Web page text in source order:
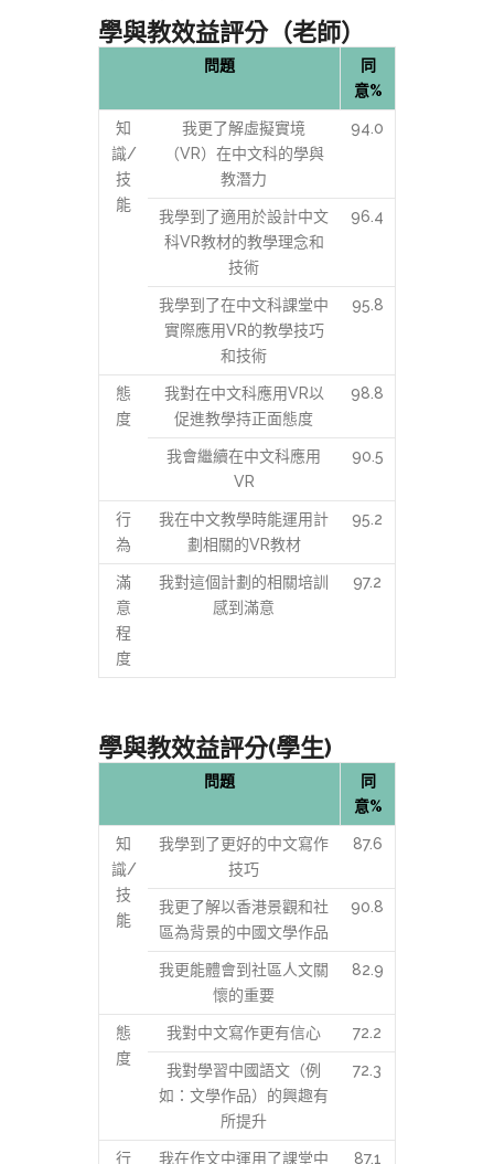
學與教效益評分（老師）
問題
同
意%
知
識/
技
能
我更了解虛擬實境
（VR）在中文科的學與
教潛力
94.0
我學到了適用於設計中文
科VR教材的教學理念和
技術
96.4
我學到了在中文科課堂中
實際應用VR的教學技巧
和技術
95.8
態
度
我對在中文科應用VR以
促進教學持正面態度
98.8
我會繼續在中文科應用
VR
90.5
行
為
我在中文教學時能運用計
劃相關的VR教材
95.2
滿
意
程
度
我對這個計劃的相關培訓
感到滿意
97.2
學與教效益評分(學生)
問題
同
意%
知
識/
技
能
我學到了更好的中文寫作
技巧
87.6
我更了解以香港景觀和社
區為背景的中國文學作品
90.8
我更能體會到社區人文關
懷的重要
82.9
態
度
我對中文寫作更有信心 72.2
我對學習中國語文（例
如：文學作品）的興趣有
所提升
72.3
行 我在作文中運用了課堂中 87.1